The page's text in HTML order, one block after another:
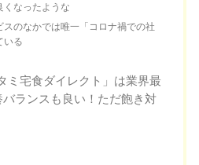
くなったような
スのなかでは唯一「コロナ禍での社
いる
ミ宅食ダイレクト」は業界最
ランスも良い！ただ飽き対